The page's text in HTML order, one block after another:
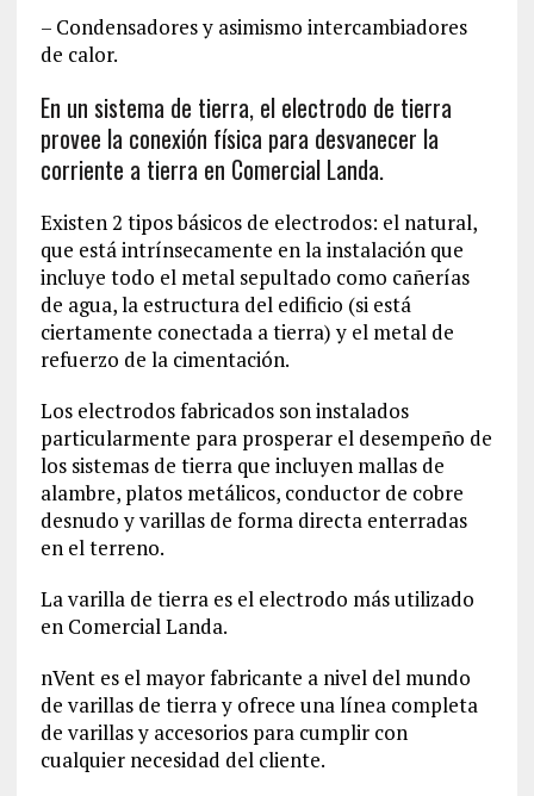
– Condensadores y asimismo intercambiadores
de calor.
En un sistema de tierra, el electrodo de tierra
provee la conexión física para desvanecer la
corriente a tierra en Comercial Landa.
Existen 2 tipos básicos de electrodos: el natural,
que está intrínsecamente en la instalación que
incluye todo el metal sepultado como cañerías
de agua, la estructura del edificio (si está
ciertamente conectada a tierra) y el metal de
refuerzo de la cimentación.
Los electrodos fabricados son instalados
particularmente para prosperar el desempeño de
los sistemas de tierra que incluyen mallas de
alambre, platos metálicos, conductor de cobre
desnudo y varillas de forma directa enterradas
en el terreno.
La varilla de tierra es el electrodo más utilizado
en Comercial Landa.
nVent es el mayor fabricante a nivel del mundo
de varillas de tierra y ofrece una línea completa
de varillas y accesorios para cumplir con
cualquier necesidad del cliente.